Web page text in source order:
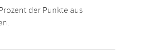
der Punkte aus